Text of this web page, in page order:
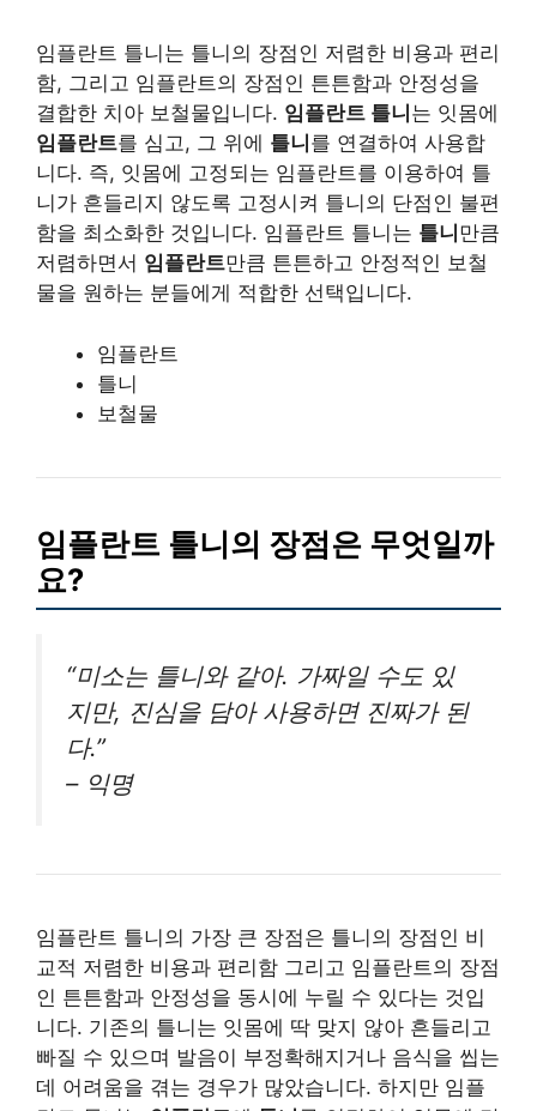
임플란트 틀니는 틀니의 장점인 저렴한 비용과 편리
함, 그리고 임플란트의 장점인 튼튼함과 안정성을
결합한 치아 보철물입니다. 임플란트 틀니 는 잇몸에
임플란트를 심고, 그 위에 틀니 를 연결하여 사용합
니다. 즉, 잇몸에 고정되는 임플란트를 이용하여 틀
니가 흔들리지 않도록 고정시켜 틀니의 단점인 불편
함을 최소화한 것입니다. 임플란트 틀니는 틀니 만큼
저렴하면서 임플란트만큼 튼튼하고 안정적인 보철
물을 원하는 분들에게 적합한 선택입니다.
임플란트
틀니
보철물
임플란트 틀니의 장점은 무엇일까
요?
“미소는 틀니와 같아. 가짜일 수도 있
지만, 진심을 담아 사용하면 진짜가 된
다.”
– 익명
임플란트 틀니의 가장 큰 장점은 틀니의 장점인 비
교적 저렴한 비용과 편리함 그리고 임플란트의 장점
인 튼튼함과 안정성을 동시에 누릴 수 있다는 것입
니다. 기존의 틀니는 잇몸에 딱 맞지 않아 흔들리고
빠질 수 있으며 발음이 부정확해지거나 음식을 씹는
데 어려움을 겪는 경우가 많았습니다. 하지만 임플